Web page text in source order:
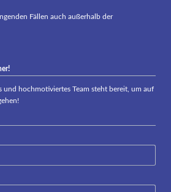
Fällen auch außerhalb der
und hochmotiviertes Team steht bereit, um auf